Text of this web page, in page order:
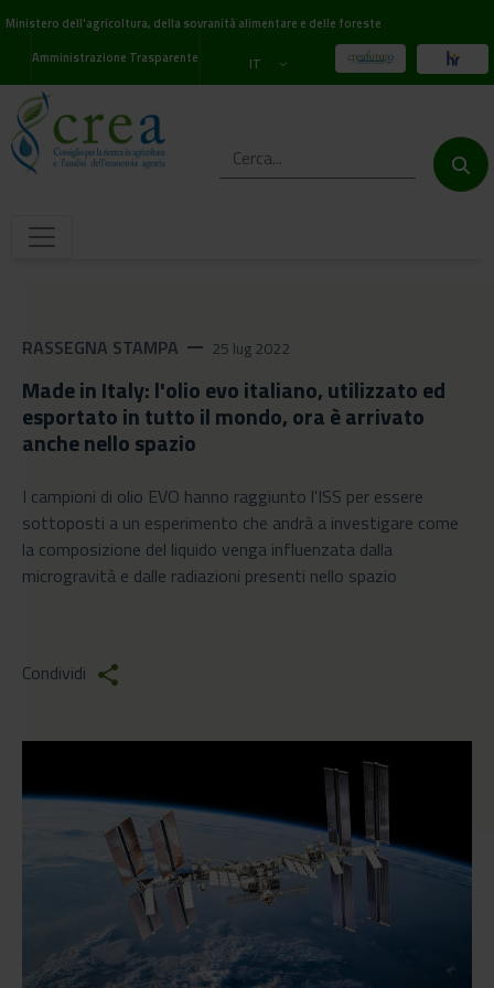
Ministero dell'agricoltura, della sovranità alimentare e delle foreste
Amministrazione Trasparente
IT
RASSEGNA STAMPA remove 25 lug 2022
Made in Italy: l'olio evo italiano, utilizzato ed
esportato in tutto il mondo, ora è arrivato
anche nello spazio
I campioni di olio EVO hanno raggiunto l'ISS per essere
sottoposti a un esperimento che andrà a investigare come
la composizione del liquido venga influenzata dalla
microgravità e dalle radiazioni presenti nello spazio
Condividi share